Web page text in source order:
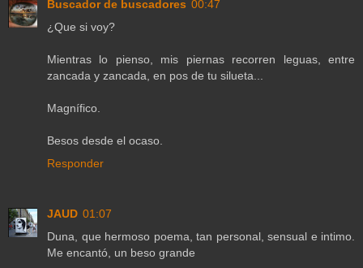
Buscador de buscadores 00:47
¿Que si voy?
Mientras lo pienso, mis piernas recorren leguas, entre
zancada y zancada, en pos de tu silueta...
Magnífico.
Besos desde el ocaso.
Responder
JAUD 01:07
Duna, que hermoso poema, tan personal, sensual e intimo.
Me encantó, un beso grande